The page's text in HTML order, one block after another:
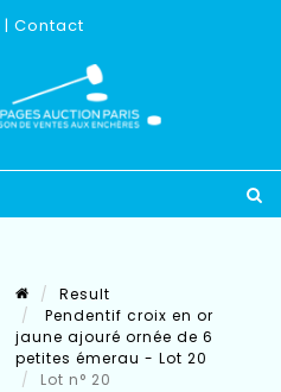
| Contact
Result
Pendentif croix en or
jaune ajouré ornée de 6
petites émerau - Lot 20
Lot n° 20